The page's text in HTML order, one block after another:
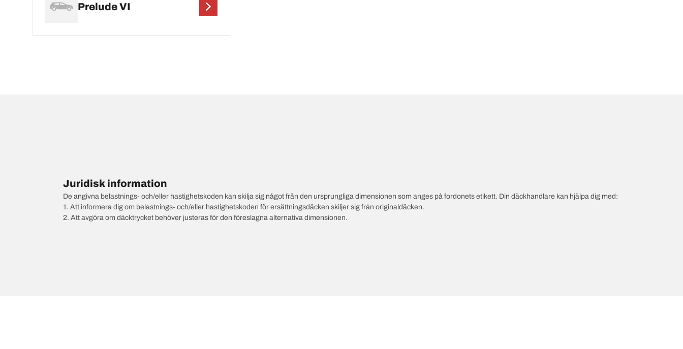
Prelude VI
Juridisk information
De angivna belastnings- och/eller hastighetskoden kan skilja sig något från den ursprungliga dimensionen som anges på fordonets etikett. Din däckhandlare kan hjälpa dig med:
1. Att informera dig om belastnings- och/eller hastighetskoden för ersättningsdäcken skiljer sig från originaldäcken.
2. Att avgöra om däcktrycket behöver justeras för den föreslagna alternativa dimensionen.